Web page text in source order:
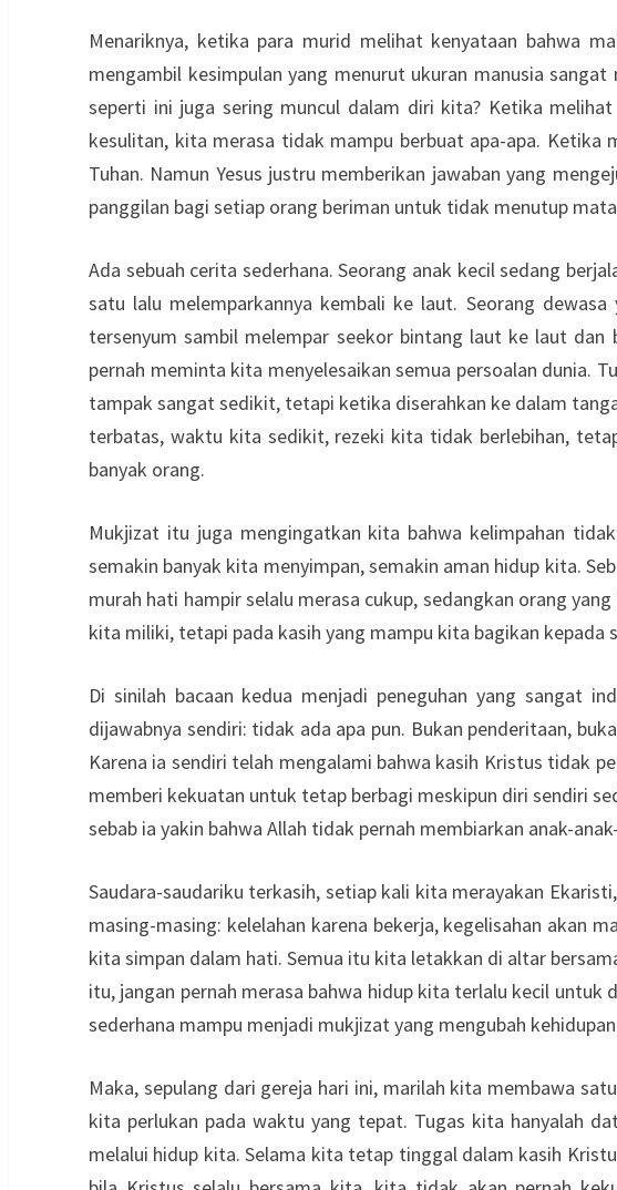
Menariknya, ketika para murid melihat kenyataan bahwa
mengambil kesimpulan yang menurut ukuran manusia
seperti ini juga sering muncul dalam diri kita? Ketika
kesulitan, kita merasa tidak mampu berbuat apa-apa. Ketika
Tuhan. Namun Yesus justru memberikan jawaban yang
panggilan bagi setiap orang beriman untuk tidak menutup
Ada sebuah cerita sederhana. Seorang anak kecil sedang
satu lalu melemparkannya kembali ke laut. Seorang
tersenyum sambil melempar seekor bintang laut ke laut dan
pernah meminta kita menyelesaikan semua persoalan dunia.
tampak sangat sedikit, tetapi ketika diserahkan ke dalam
terbatas, waktu kita sedikit, rezeki kita tidak berlebihan,
banyak orang.
Mukjizat itu juga mengingatkan kita bahwa kelimpahan
semakin banyak kita menyimpan, semakin aman hidup kita.
murah hati hampir selalu merasa cukup, sedangkan orang
kita miliki, tetapi pada kasih yang mampu kita bagikan kepada
Di sinilah bacaan kedua menjadi peneguhan yang sangat
dijawabnya sendiri: tidak ada apa pun. Bukan penderitaan,
Karena ia sendiri telah mengalami bahwa kasih Kristus tidak
memberi kekuatan untuk tetap berbagi meskipun diri sendiri
sebab ia yakin bahwa Allah tidak pernah membiarkan anak-
Saudara-saudariku terkasih, setiap kali kita merayakan
masing-masing: kelelahan karena bekerja, kegelisahan akan
kita simpan dalam hati. Semua itu kita letakkan di altar
itu, jangan pernah merasa bahwa hidup kita terlalu kecil untuk
sederhana mampu menjadi mukjizat yang mengubah
Maka, sepulang dari gereja hari ini, marilah kita membawa
kita perlukan pada waktu yang tepat. Tugas kita hanyalah
melalui hidup kita. Selama kita tetap tinggal dalam kasih